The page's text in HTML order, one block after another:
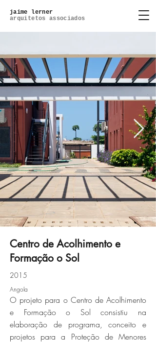
jaime lerner
arquitetos associados
Click here
Centro de Acolhimento e
Formação o Sol
2015
Angola
O projeto para o Centro de Acolhimento
e Formação o Sol consistiu na
elaboração de programa, conceito e
projetos para a Proteção de Menores